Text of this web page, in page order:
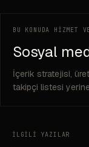
BU KONUDA HİZMET
Sosyal
İçerik stratejisi,
takipçi listesi
İLGİLİ YAZILAR